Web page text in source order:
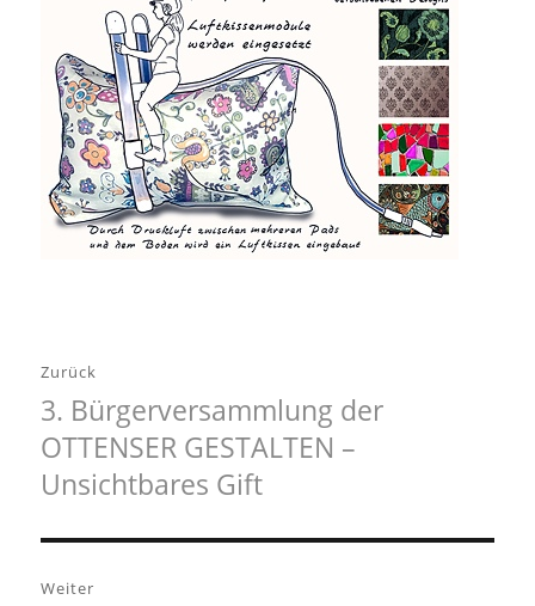
Zurück
Vorheriger
Beitrag:
3. Bürgerversammlung der
OTTENSER GESTALTEN –
Unsichtbares Gift
Weiter